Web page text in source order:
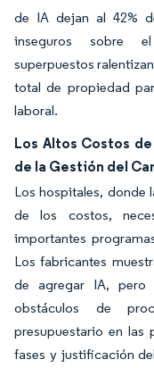
de IA dejan al 42%
inseguros sobre
superpuestos
total de propiedad
laboral.
Los Altos Costos
de la Gestión del
Los hospitales, donde
de los costos,
importantes
Los fabricantes
de agregar IA, pero
obstáculos de
presupuestario en las
fases y justificación